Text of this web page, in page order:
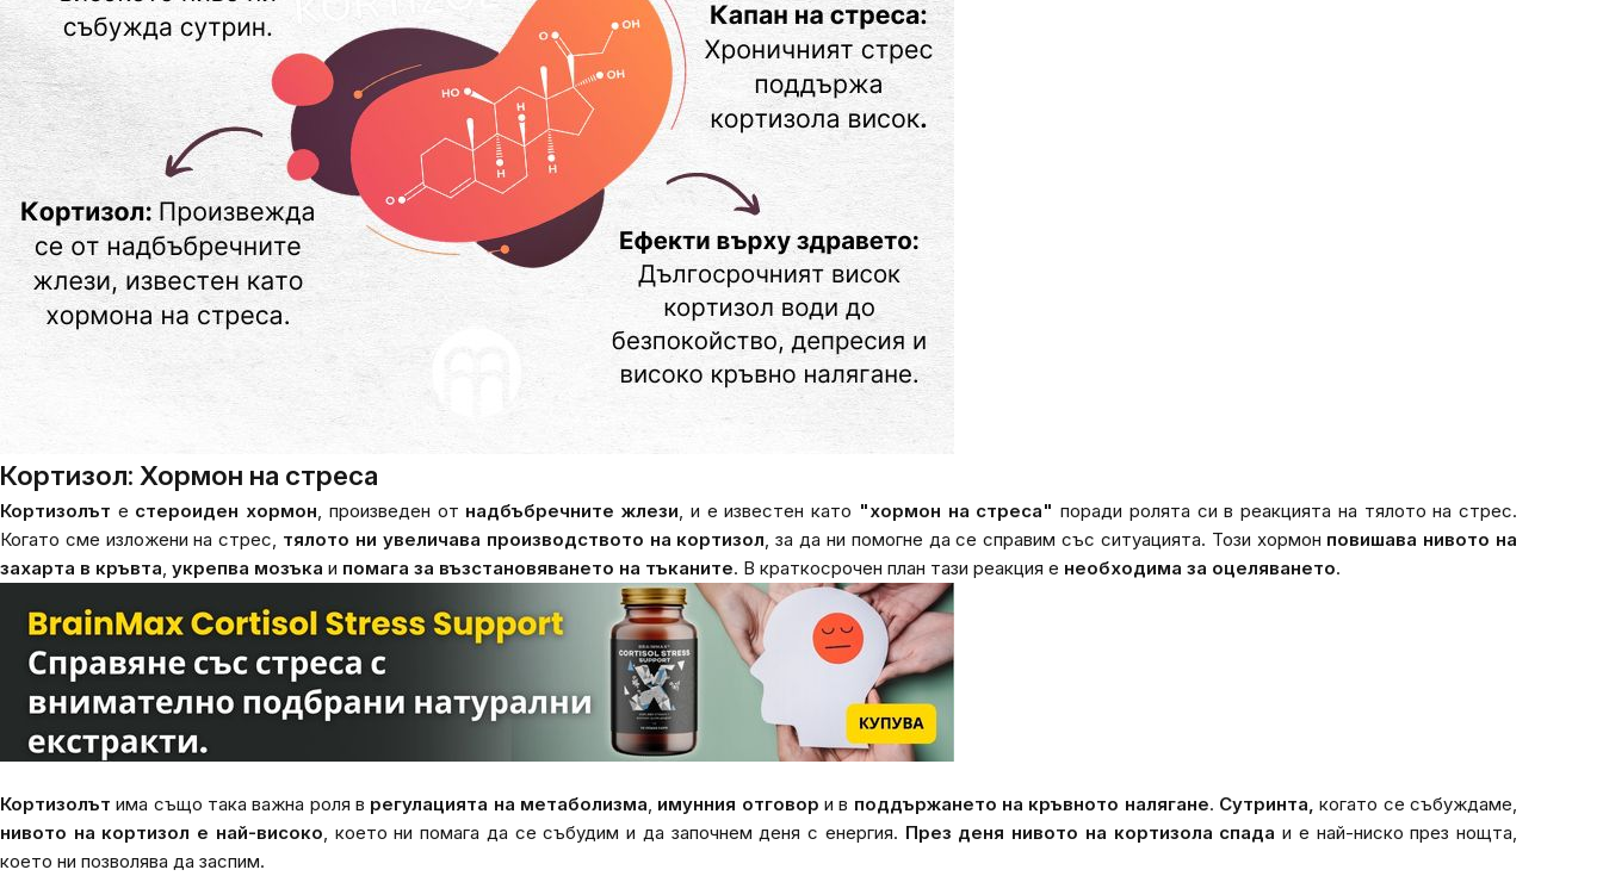
Кортизол: Хормон на стреса
Кортизолът е стероиден хормон , произведен от надбъбречните жлези , и е известен като "хормон на стреса" поради ролята си в реакцията на тялото на стрес.
Когато сме изложени на стрес, тялото ни увеличава производството на кортизол , за да ни помогне да се справим със ситуацията. Този хормон повишава нивото на
захарта в кръвта укрепва мозъка и помага за възстановяването на тъканите. В краткосрочен план тази реакция е необходима за оцеляването.
Кортизолът има също така важна роля в регулацията на метаболизма имунния отговор и в поддържането на кръвното налягане. Сутринта, когато се събуждаме,
нивото на кортизол е най-високо , което ни помага да се събудим и да започнем деня с енергия. През деня нивото на кортизола спада и е най-ниско през нощта,
което ни позволява да заспим.